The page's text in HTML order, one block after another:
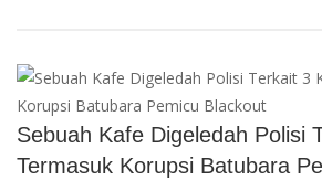
Sebuah Kafe Digeledah Polisi
Termasuk Korupsi Batubara